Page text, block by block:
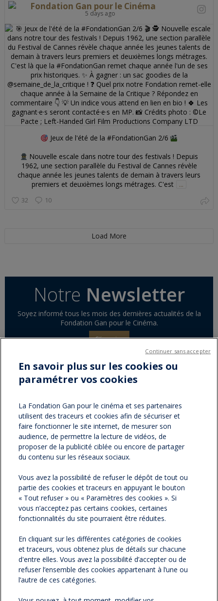
Fondation Gan pour le Cinéma
5 days ago
Jeux de l'été de la #FondationGan 2/6
Nouvelle escale dans notre tour des festivals ! Depuis
1962, une section parallèle du Festival de Cannes révèle
chaque année les jeunes talents de demain à travers leurs
premiers et deuxièmes longs métrages. C'est
...
32 10
Load More
Notre Newsletter
Soyez informé tous les mois des dernières actualités de la
Fondation Gan pour le Cinéma.
S'inscrire
Partager sur :
facebook
twitterVersion
imprimable
NOS NEWSLETTERS
NOS PARTENAIRES
ESPACE PRESSE
NOS ACTUALITÉS
CONTACTEZ-NOUS
En savoir plus sur les cookies ou
paramétrer vos cookies
La Fondation Gan pour le cinéma et ses partenaires
utilisent des traceurs et cookies afin de sécuriser et
faire fonctionner le site internet, de mesurer son
audience, de permettre la lecture de vidéos, de
proposer de la publicité ciblée ou encore de partager
du contenu sur les réseaux sociaux.
Vous avez la possibilité de refuser le dépôt de tout ou
partie des cookies et traceurs en appuyant le bouton
« Tout refuser » ou « Paramètres des cookies ». Si
vous n’acceptez pas certains cookies, certaines
fonctionnalités du site pourraient être réduites.
En cliquant sur les différentes catégories de cookies
et traceurs, vous obtenez plus de détails sur chacune
d'entre elles. Vous avez la possibilité d’accepter ou de
refuser l’ensemble des cookies appartenant à l’une ou
l’autre de ces catégories.
Continuer sans accepter